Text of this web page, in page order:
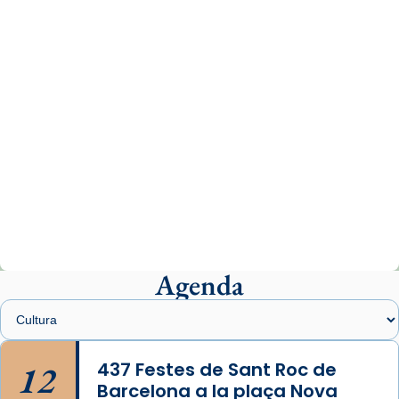
Arquebisbat de Barcelona
1 week ago
Memòria de les santes Juliana i
Semproniana, verges i màrtirs.
Acompanyant la història de sant Cugat, a
Agenda
12
437 Festes de Sant Roc de
Barcelona a la plaça Nova